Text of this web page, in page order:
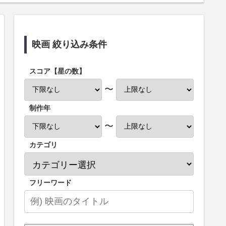
映画 絞り込み条件
スコア【星の数】
〜
制作年
〜
カテゴリ
フリーワード